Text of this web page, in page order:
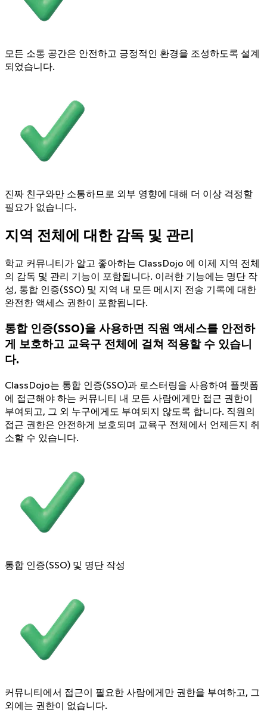
모든 소통 공간은 안전하고 긍정적인 환경을 조성하도록 설계
되었습니다.
진짜 친구와만 소통하므로 외부 영향에 대해 더 이상 걱정할
필요가 없습니다.
지역 전체에 대한 감독 및 관리
학교 커뮤니티가 알고 좋아하는 ClassDojo 에 이제 지역 전체
의 감독 및 관리 기능이 포함됩니다. 이러한 기능에는 명단 작
성, 통합 인증(SSO) 및 지역 내 모든 메시지 전송 기록에 대한
완전한 액세스 권한이 포함됩니다.
통합 인증(SSO)을 사용하면 직원 액세스를 안전하
게 보호하고 교육구 전체에 걸쳐 적용할 수 있습니
다.
ClassDojo는 통합 인증(SSO)과 로스터링을 사용하여 플랫폼
에 접근해야 하는 커뮤니티 내 모든 사람에게만 접근 권한이
부여되고, 그 외 누구에게도 부여되지 않도록 합니다. 직원의
접근 권한은 안전하게 보호되며 교육구 전체에서 언제든지 취
소할 수 있습니다.
통합 인증(SSO) 및 명단 작성
커뮤니티에서 접근이 필요한 사람에게만 권한을 부여하고, 그
외에는 권한이 없습니다.